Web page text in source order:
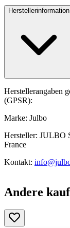
Herstellerinformation
Herstellerangaben
(GPSR):
Marke: Julbo
Hersteller: JULBO
France
Kontakt:
Andere